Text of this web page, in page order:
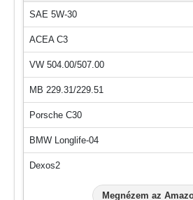
SAE 5W-30
ACEA C3
VW 504.00/507.00
MB 229.31/229.51
Porsche C30
BMW Longlife-04
Dexos2
Megnézem az